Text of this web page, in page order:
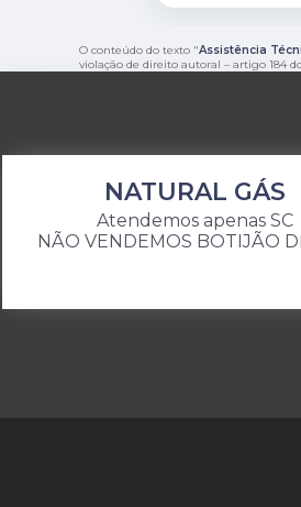
O conteúdo do texto "Assistência
violação de direito autoral – artigo 184
NATURAL GÁS
Atendemos apenas SC
NÃO VENDEMOS BOTIJÃO